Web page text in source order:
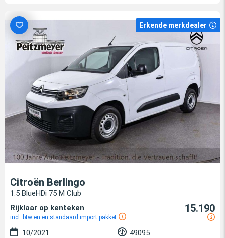
Erkende merkdealer
Citroën Berlingo
1.5 BlueHDi 75 M Club
Rijklaar op kenteken
incl. btw en en standaard import pakket
15.190
10/2021
49095